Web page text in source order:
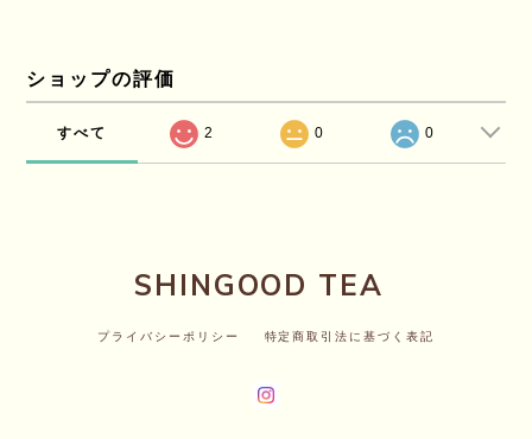
ショップの評価
すべて 2 0 0
SHINGOOD TEA
プライバシーポリシー 特定商取引法に基づく表記